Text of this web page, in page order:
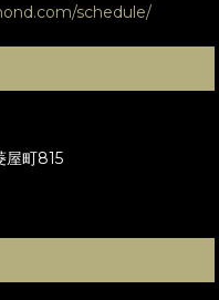
schedule/
屋町815